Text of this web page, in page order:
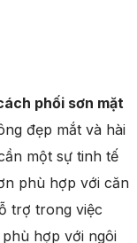
phối sơn mặt
đẹp mắt và hài
một sự tinh tế
phù hợp với căn
trợ trong việc
hợp với ngôi